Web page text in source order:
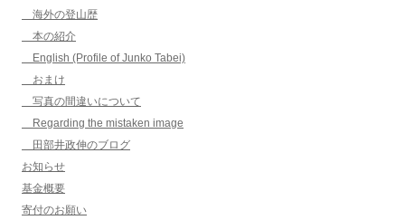
海外の登山歴
本の紹介
English (Profile of Junko Tabei)
おまけ
写真の間違いについて
Regarding the mistaken image
田部井政伸のブログ
お知らせ
基金概要
寄付のお願い